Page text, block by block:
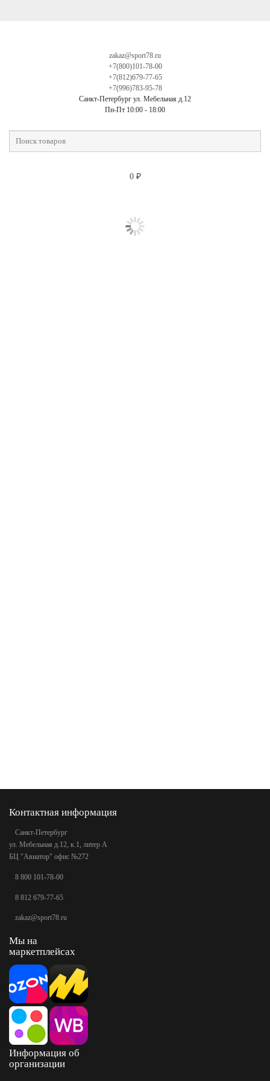
zakaz@sport78.ru
+7(800)101-78-00
+7(812)679-77-65
+7(996)783-95-78
Санкт-Петербург ул. Мебельная д.12
Пн-Пт 10:00 - 18:00
0 ₽
Контактная информация
Санкт-Петербург
ул. Мебельная д.12, к.1, литер А
БЦ "Авиатор" офис №272
8 800 101-78-00
8 812 679-77-65
zakaz@sport78.ru
Мы на
маркетплейсах
Информация об
организации